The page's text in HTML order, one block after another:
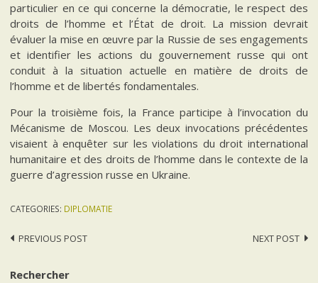
particulier en ce qui concerne la démocratie, le respect des
droits de l’homme et l’État de droit. La mission devrait
évaluer la mise en œuvre par la Russie de ses engagements
et identifier les actions du gouvernement russe qui ont
conduit à la situation actuelle en matière de droits de
l’homme et de libertés fondamentales.
Pour la troisième fois, la France participe à l’invocation du
Mécanisme de Moscou. Les deux invocations précédentes
visaient à enquêter sur les violations du droit international
humanitaire et des droits de l’homme dans le contexte de la
guerre d’agression russe en Ukraine.
CATEGORIES: DIPLOMATIE
Post
PREVIOUS POST NEXT POST
Rechercher